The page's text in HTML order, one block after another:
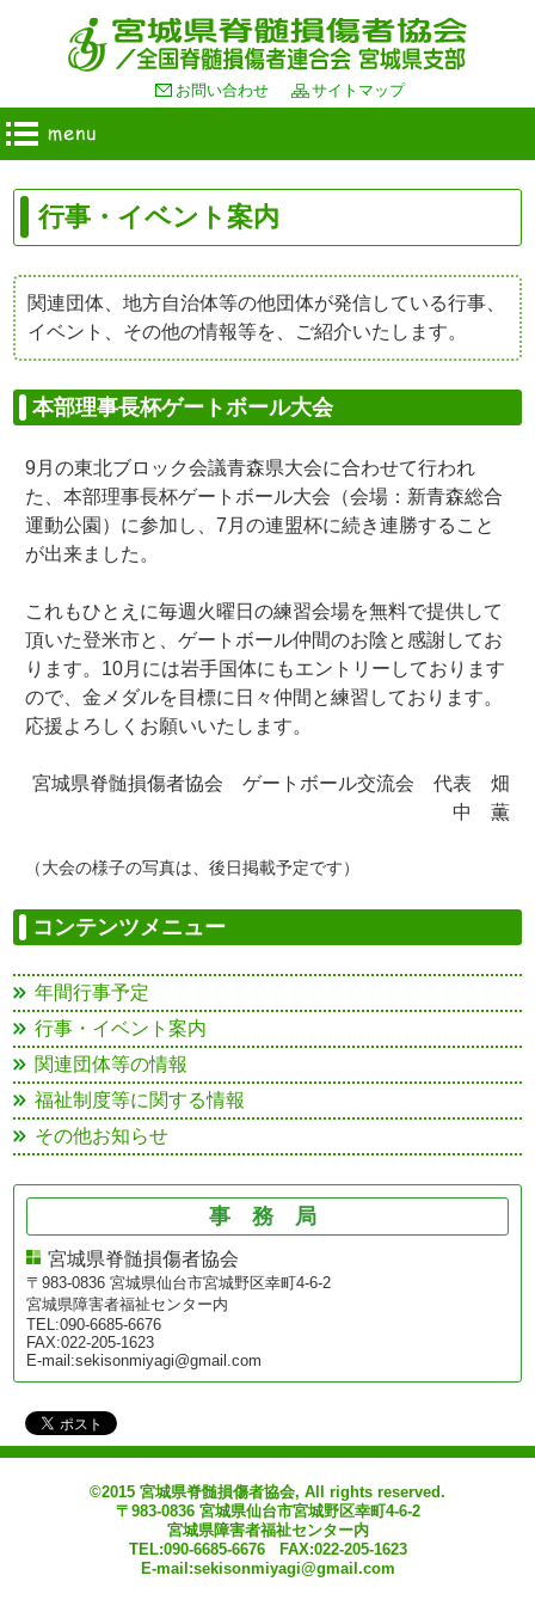
お問い合わせ サイトマップ
行事・イベント案内
関連団体、地方自治体等の他団体が発信している行事、
イベント、その他の情報等を、ご紹介いたします。
本部理事長杯ゲートボール大会
9月の東北ブロック会議青森県大会に合わせて行われ
た、本部理事長杯ゲートボール大会（会場：新青森総合
運動公園）に参加し、7月の連盟杯に続き連勝すること
が出来ました。
これもひとえに毎週火曜日の練習会場を無料で提供して
頂いた登米市と、ゲートボール仲間のお陰と感謝してお
ります。10月には岩手国体にもエントリーしております
ので、金メダルを目標に日々仲間と練習しております。
応援よろしくお願いいたします。
宮城県脊髄損傷者協会 ゲートボール交流会 代表 畑
中 薫
（大会の様子の写真は、後日掲載予定です）
コンテンツメニュー
年間行事予定
行事・イベント案内
関連団体等の情報
福祉制度等に関する情報
その他お知らせ
事務局
宮城県脊髄損傷者協会
〒983-0836 宮城県仙台市宮城野区幸町4-6-2
宮城県障害者福祉センター内
TEL:090-6685-6676
FAX:022-205-1623
E-mail:sekisonmiyagi@gmail.com
©2015 宮城県脊髄損傷者協会, All rights reserved.
〒983-0836 宮城県仙台市宮城野区幸町4-6-2
宮城県障害者福祉センター内
TEL:090-6685-6676 FAX:022-205-1623
E-mail:sekisonmiyagi@gmail.com